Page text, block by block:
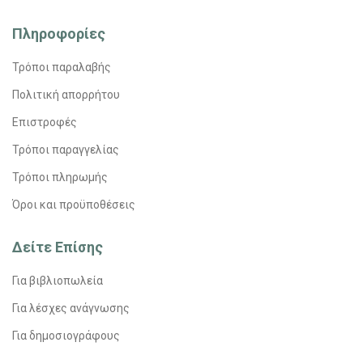
Πληροφορίες
Τρόποι παραλαβής
Πολιτική απορρήτου
Επιστροφές
Τρόποι παραγγελίας
Τρόποι πληρωμής
Όροι και προϋποθέσεις
Δείτε Επίσης
Για βιβλιοπωλεία
Για λέσχες ανάγνωσης
Για δημοσιογράφους